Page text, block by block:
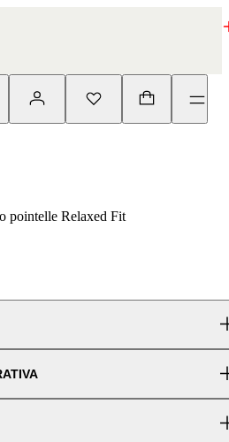
pointelle Relaxed Fit